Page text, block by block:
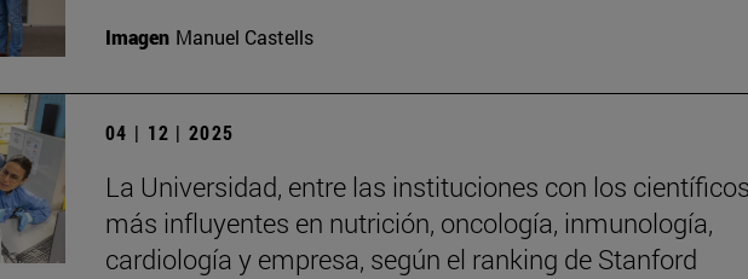
Imagen Manuel Castells
04 | 12 | 2025
La Universidad, entre las instituciones con los
más influyentes en nutrición, oncología, inmunología,
cardiología y empresa, según el ranking de Stanford